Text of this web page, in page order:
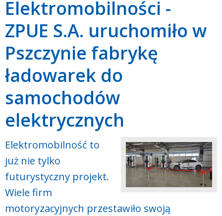
Elektromobilności -
ZPUE S.A. uruchomiło w
Pszczynie fabrykę
ładowarek do
samochodów
elektrycznych
Elektromobilność to
już nie tylko
futurystyczny projekt.
Wiele firm
motoryzacyjnych przestawiło swoją